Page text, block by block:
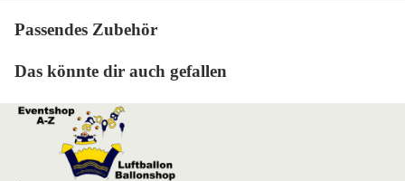
Passendes Zubehör
Das könnte dir auch gefallen